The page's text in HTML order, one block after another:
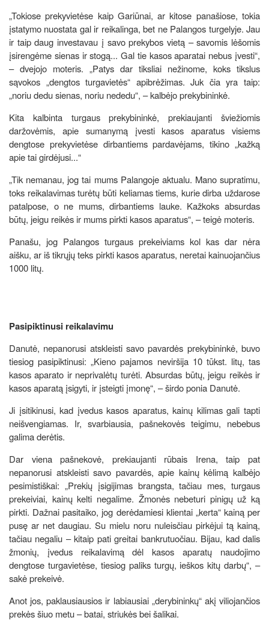
„Tokiose prekyvietėse kaip Gariūnai, ar kitose panašiose, tokia
įstatymo nuostata gal ir reikalinga, bet ne Palangos turgelyje. Jau
ir taip daug investavau į savo prekybos vietą – savomis lėšomis
įsirengėme sienas ir stogą... Gal tie kasos aparatai nebus įvesti“,
– dvejojo moteris. „Patys dar tiksliai nežinome, koks tikslus
sąvokos „dengtos turgavietės“ apibrėžimas. Juk čia yra taip:
„noriu dedu sienas, noriu nededu“, – kalbėjo prekybininkė.
Kita kalbinta turgaus prekybininkė, prekiaujanti šviežiomis
daržovėmis, apie sumanymą įvesti kasos aparatus visiems
dengtose prekyvietėse dirbantiems pardavėjams, tikino „kažką
apie tai girdėjusi...“
„Tik nemanau, jog tai mums Palangoje aktualu. Mano supratimu,
toks reikalavimas turėtų būti keliamas tiems, kurie dirba uždarose
patalpose, o ne mums, dirbantiems lauke. Kažkoks absurdas
būtų, jeigu reikės ir mums pirkti kasos aparatus“, – teigė moteris.
Panašu, jog Palangos turgaus prekeiviams kol kas dar nėra
aišku, ar iš tikrųjų teks pirkti kasos aparatus, neretai kainuojančius
1000 litų.
Pasipiktinusi reikalavimu
Danutė, nepanorusi atskleisti savo pavardės prekybininkė, buvo
tiesiog pasipiktinusi: „Kieno pajamos neviršija 10 tūkst. litų, tas
kasos aparato ir neprivalėtų turėti. Absurdas būtų, jeigu reikės ir
kasos aparatą įsigyti, ir įsteigti įmonę“, – širdo ponia Danutė.
Ji įsitikinusi, kad įvedus kasos aparatus, kainų kilimas gali tapti
neišvengiamas. Ir, svarbiausia, pašnekovės teigimu, nebebus
galima derėtis.
Dar viena pašnekovė, prekiaujanti rūbais Irena, taip pat
nepanorusi atskleisti savo pavardės, apie kainų kėlimą kalbėjo
pesimistiškai: „Prekių įsigijimas brangsta, tačiau mes, turgaus
prekeiviai, kainų kelti negalime. Žmonės nebeturi pinigų už ką
pirkti. Dažnai pasitaiko, jog derėdamiesi klientai „kerta“ kainą per
pusę ar net daugiau. Su mielu noru nuleisčiau pirkėjui tą kainą,
tačiau negaliu – kitaip pati greitai bankrutuočiau. Bijau, kad dalis
žmonių, įvedus reikalavimą dėl kasos aparatų naudojimo
dengtose turgavietėse, tiesiog paliks turgų, ieškos kitų darbų“, –
sakė prekeivė.
Anot jos, paklausiausios ir labiausiai „derybininkų“ akį viliojančios
prekės šiuo metu – batai, striukės bei šalikai.